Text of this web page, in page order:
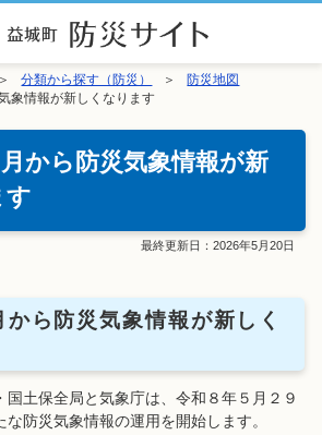
分類から探す（防災）
防災地図
象情報が新しくなります
から防災気象情報が新
す
最終更新日： 2026年5月20日
ら防災気象情報が新しく
土保全局と気象庁は、令和８年５月２９
防災気象情報の運用を開始します。